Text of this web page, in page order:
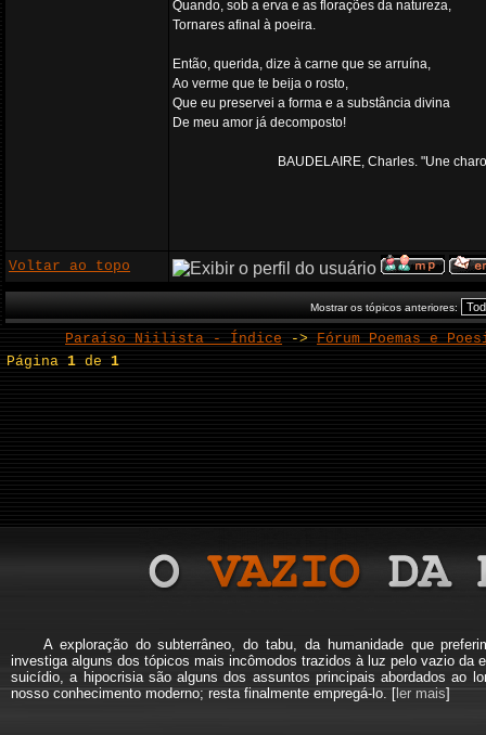
Quando, sob a erva e as florações da natureza,
Tornares afinal à poeira.
Então, querida, dize à carne que se arruína,
Ao verme que te beija o rosto,
Que eu preservei a forma e a substância divina
De meu amor já decomposto!
BAUDELAIRE, Charles. "Une
Voltar ao topo
Mostrar os tópicos anteriores:
Paraíso Niilista - Índice -> Fórum Poemas e
Página1 de1
A exploração do subterrâneo, do tabu, da humanidade que
investiga alguns dos tópicos mais incômodos trazidos à luz pelo vazio da
suicídio, a hipocrisia são alguns dos assuntos principais abordados ao
nosso conhecimento moderno; resta finalmente empregá-lo. [ler mais]